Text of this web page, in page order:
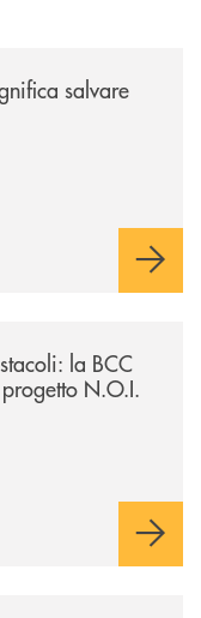
salvare
la BCC
N.O.I.